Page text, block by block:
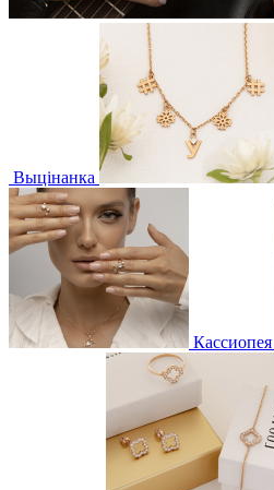
Выцінанка
Кассиопея